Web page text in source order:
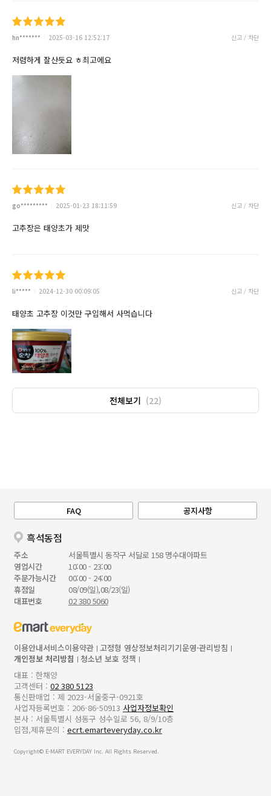
hn******* 2025-03-16 12:52:17 신고 / 차단
저렴하게 잘산듯요 ㅎ최고에요
go********* 2025-01-23 18:11:59 신고 / 차단
고추장은 태양초가 제맛
li***** 2024-12-30 00:09:05 신고 / 차단
태양초 고추장 이것만 구입해서 사먹습니다
전체보기 (22)
FAQ 공지사항
흑석동점
주소
서울특별시 동작구 서달로 158 명수대아파트
영업시간
10:00 - 23:00
주문가능시간
00:00 - 24:00
휴점일
08/09(일),08/23(일)
대표번호
02 380 5060
이용안내서비스이용약관 고정형 영상정보처리기기운영·관리방침
개인정보 처리방침
청소년 보호 정책
대표 : 한채양
고객센터 : 02 380 5123
통신판매업 : 제 2023-서울중구-0921호
사업자등록번호 : 206-86-50913 사업자정보확인
본사 : 서울특별시 성동구 성수일로 56, 8/9/10층
입점,제휴문의 : ecrt.emarteveryday.co.kr
Copyright© E-MART EVERYDAY Inc. All Rights Reserved.